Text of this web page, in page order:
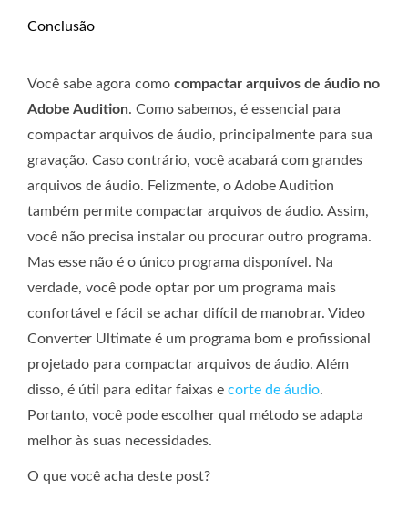
Conclusão
Você sabe agora como compactar arquivos de áudio no
Adobe Audition. Como sabemos, é essencial para
compactar arquivos de áudio, principalmente para sua
gravação. Caso contrário, você acabará com grandes
arquivos de áudio. Felizmente, o Adobe Audition
também permite compactar arquivos de áudio. Assim,
você não precisa instalar ou procurar outro programa.
Mas esse não é o único programa disponível. Na
verdade, você pode optar por um programa mais
confortável e fácil se achar difícil de manobrar. Video
Converter Ultimate é um programa bom e profissional
projetado para compactar arquivos de áudio. Além
disso, é útil para editar faixas e corte de áudio.
Portanto, você pode escolher qual método se adapta
melhor às suas necessidades.
O que você acha deste post?